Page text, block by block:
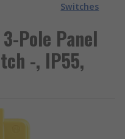
Switches
Pole Panel
-, IP55,